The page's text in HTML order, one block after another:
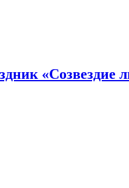
«Созвездие